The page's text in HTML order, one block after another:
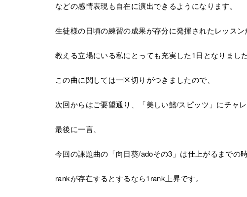
などの感情表現も自在に演出できるようになります。
生徒様の日頃の練習の成果が存分に発揮されたレッスン
教える立場にいる私にとっても充実した1日となりました
この曲に関しては一区切りがつきましたので、
次回からはご要望通り、「美しい鰭/スピッツ」にチャ
最後に一言、
今回の課題曲の「向日葵/adoその3」は仕上がるまでの
rankが存在するとするなら1rank上昇です。